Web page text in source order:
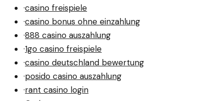
·casino freispiele
·casino bonus ohne einzahlung
·888 casino auszahlung
·1go casino freispiele
·casino deutschland bewertung
·posido casino auszahlung
·rant casino login